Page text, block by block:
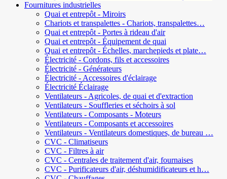
Fournitures industrielles
Quai et entrepôt - Miroirs
Chariots et transpalettes - Chariots, transpalettes…
Quai et entrepôt - Portes à rideau d'air
Quai et entrepôt - Équipement de quai
Quai et entrepôt - Échelles, marchepieds et plate…
Électricité - Cordons, fils et accessoires
Électricité - Générateurs
Électricité - Accessoires d'éclairage
Électricité Éclairage
Ventilateurs - Agricoles, de quai et d'extraction
Ventilateurs - Souffleries et séchoirs à sol
Ventilateurs - Composants - Moteurs
Ventilateurs - Composants et accessoires
Ventilateurs - Ventilateurs domestiques, de bureau …
CVC - Climatiseurs
CVC - Filtres à air
CVC - Centrales de traitement d'air, fournaises
CVC - Purificateurs d'air, déshumidificateurs et h…